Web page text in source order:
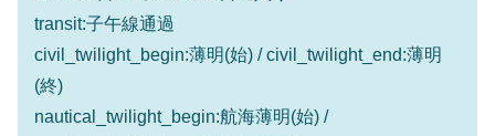
transit:子午線通過
civil_twilight_begin:薄明(始) / civil_twilight_end:薄明
(終)
nautical_twilight_begin:航海薄明(始) /